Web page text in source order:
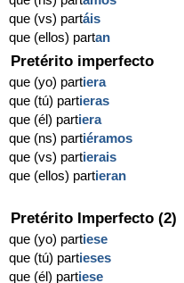
que (vs) partáis
que (ellos) partan
Pretérito imperfecto
que (yo) partiera
que (tú) partieras
que (él) partiera
que (ns) partiéramos
que (vs) partierais
que (ellos) partieran
Pretérito Imperfecto (2)
que (yo) partiese
que (tú) partieses
que (él) partiese